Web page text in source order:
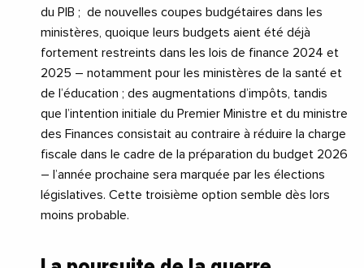
du PIB ; de nouvelles coupes budgétaires dans les
ministères, quoique leurs budgets aient été déjà
fortement restreints dans les lois de finance 2024 et
2025 – notamment pour les ministères de la santé et
de l’éducation ; des augmentations d’impôts, tandis
que l’intention initiale du Premier Ministre et du ministre
des Finances consistait au contraire à réduire la charge
fiscale dans le cadre de la préparation du budget 2026
– l’année prochaine sera marquée par les élections
législatives. Cette troisième option semble dès lors
moins probable.